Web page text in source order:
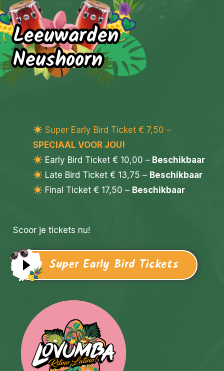
Leeuwarden
Neushoorn
Super Early Bird Ticket € 7,50 –
SPECIAAL VOOR JOU!
Early Bird Ticket € 10,00 –Beschikbaar
Late Bird Ticket € 13,75 – Beschikbaar
Final Ticket € 17,50 – Beschikbaar
Scoor je tickets nu!
Super Early Bird Tickets